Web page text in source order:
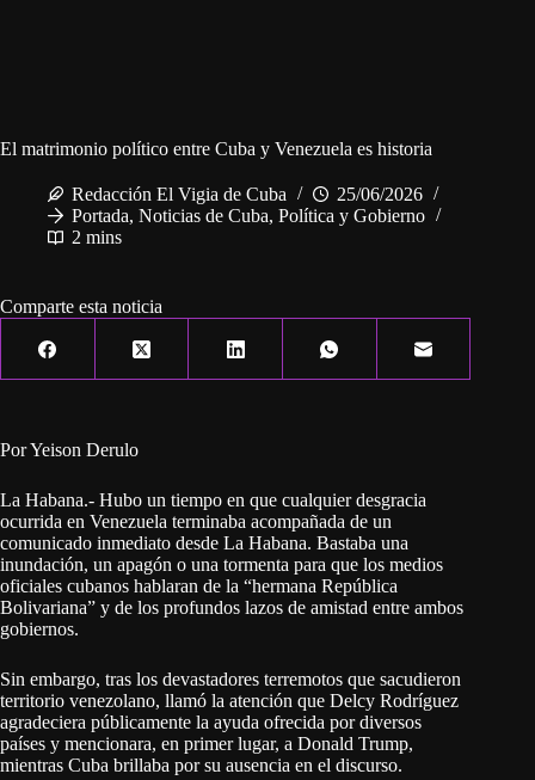
El matrimonio político entre Cuba y Venezuela es historia
Redacción El Vigia de Cuba
25/06/2026
Portada, Noticias de Cuba, Política y Gobierno
2 mins
Comparte esta noticia
Por Yeison Derulo
La Habana.- Hubo un tiempo en que cualquier desgracia
ocurrida en Venezuela terminaba acompañada de un
comunicado inmediato desde La Habana. Bastaba una
inundación, un apagón o una tormenta para que los medios
oficiales cubanos hablaran de la “hermana República
Bolivariana” y de los profundos lazos de amistad entre ambos
gobiernos.
Sin embargo, tras los devastadores terremotos que sacudieron
territorio venezolano, llamó la atención que Delcy Rodríguez
agradeciera públicamente la ayuda ofrecida por diversos
países y mencionara, en primer lugar, a Donald Trump,
mientras Cuba brillaba por su ausencia en el discurso.